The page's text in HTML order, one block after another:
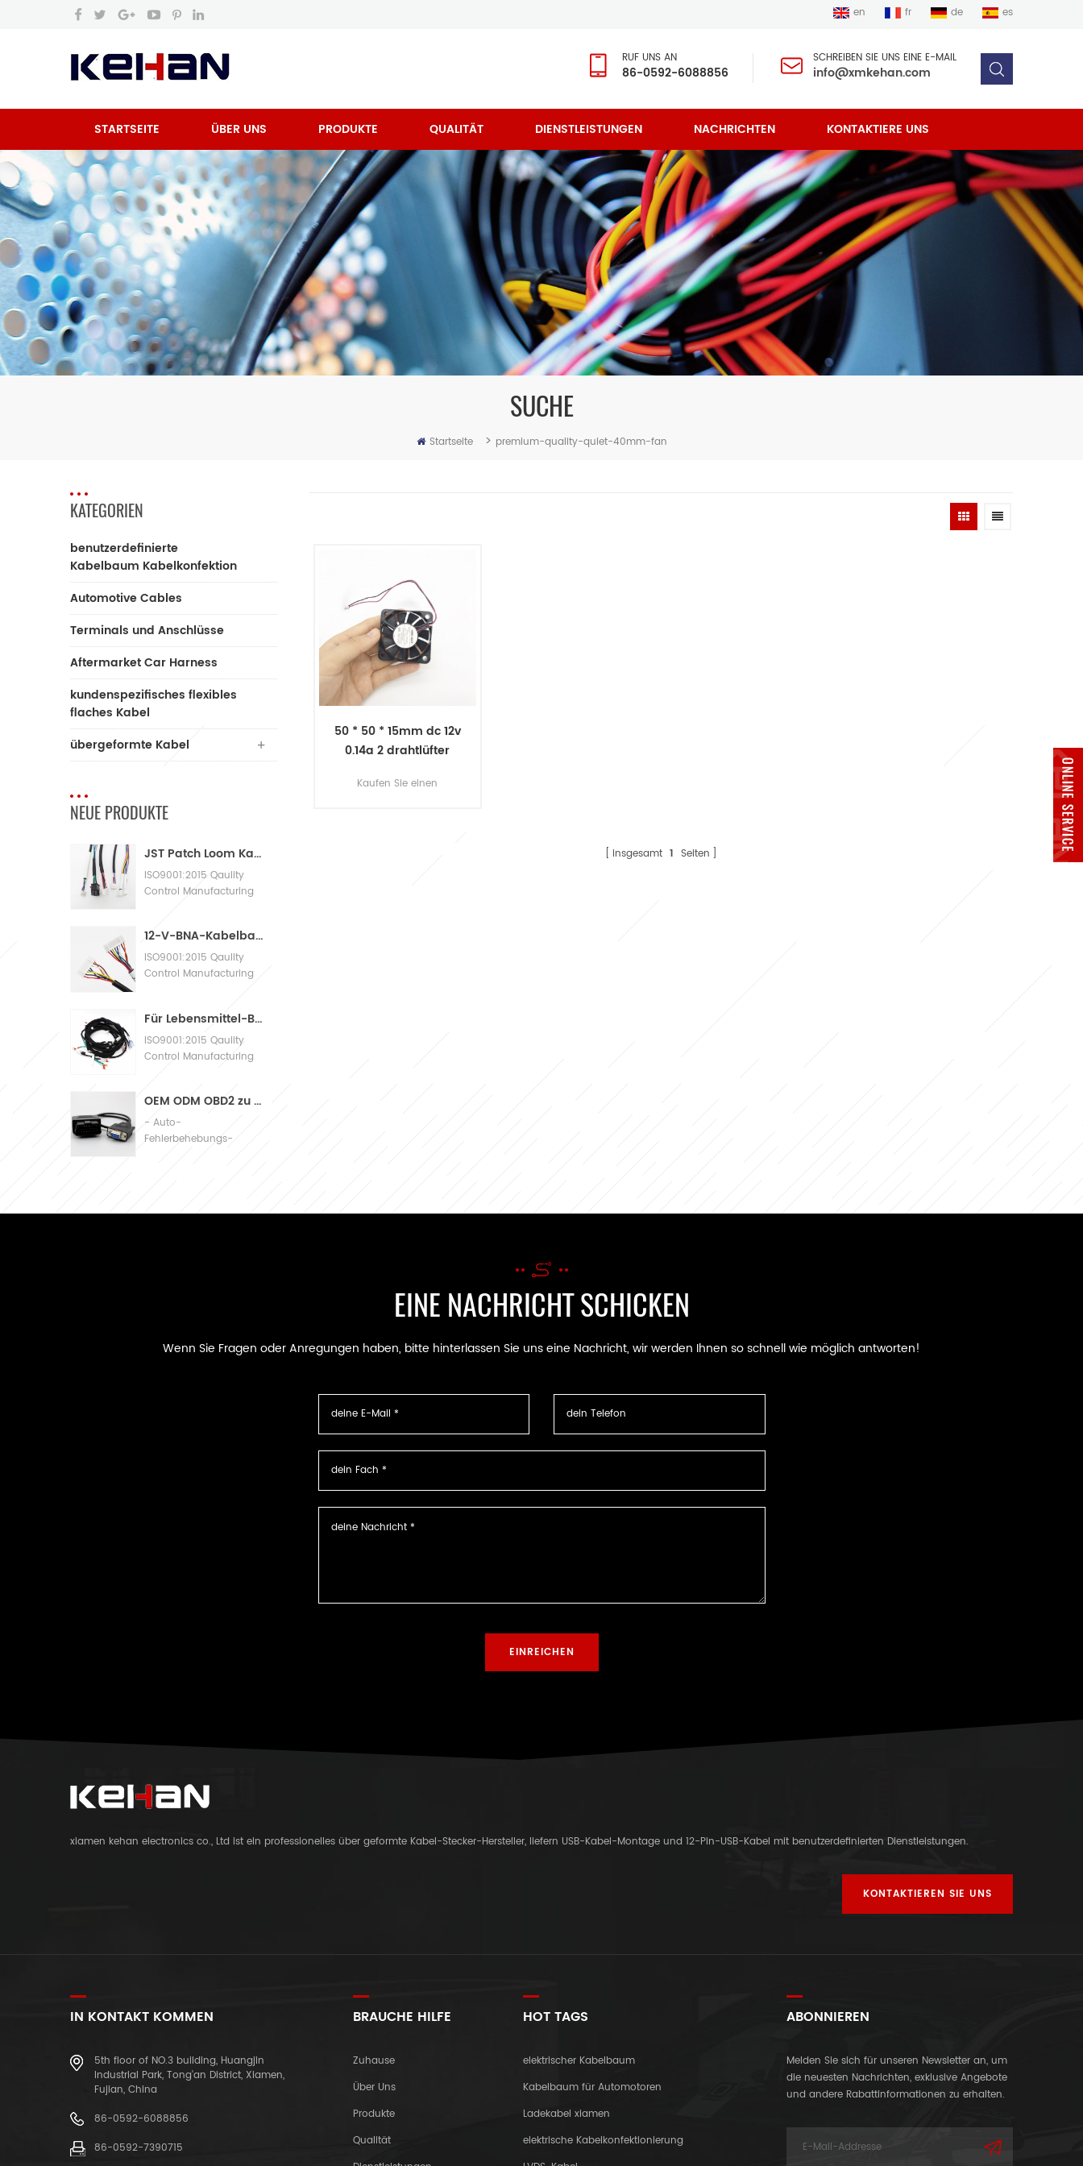
en fr de es
RUF UNS AN
86-0592-6088856
SCHREIBEN SIE UNS EINE E-MAIL
info@xmkehan.com
STARTSEITE ÜBER UNS PRODUKTE QUALITÄT DIENSTLEISTUNGEN NACHRICHTEN KONTAKTIERE UNS
SUCHE
Startseite > premium-quality-quiet-40mm-fan
50 * 50 * 15mm dc 12v
0.14a 2 drahtlüfter
Kaufen Sie einen
insgesamt 1 Seiten
KATEGORIEN
benutzerdefinierte
Kabelbaum Kabelkonfektion
Automotive Cables
Terminals und Anschlüsse
Aftermarket Car Harness
kundenspezifisches flexibles
flaches Kabel
übergeformte Kabel
NEUE PRODUKTE
JST Patch Loom Kabelbaum
ISO9001:2015 Qaulity
Control Manufacturing
12-V-BNA-Kabelbaum-Adapterkabelbaum
ISO9001:2015 Qaulity
Control Manufacturing
Für Lebensmittel-Bäckereimaschinen mit großen Kabelbäumen
ISO9001:2015 Qaulity
Control Manufacturing
OEM ODM OBD2 zu db9 Kabel-Automobil-Diagnoseanschlusskabel
- Auto-
Fehlerbehebungs-
EINE NACHRICHT SCHICKEN
Wenn Sie Fragen oder Anregungen haben, bitte hinterlassen Sie uns eine Nachricht, wir werden Ihnen so schnell wie möglich antworten!
xiamen kehan electronics co., Ltd ist ein professionelles über geformte Kabel-Stecker-Hersteller, liefern USB-Kabel-Montage und 12-Pin-USB-Kabel mit benutzerdefinierten Dienstleistungen.
KONTAKTIEREN SIE UNS
IN KONTAKT KOMMEN
5th floor of NO.3 building, Huangjin
Industrial Park, Tong'an District, Xiamen,
Fujian, China
86-0592-6088856
86-0592-7390715
BRAUCHE HILFE
Zuhause
Über Uns
Produkte
Qualität
HOT TAGS
elektrischer Kabelbaum
Kabelbaum für Automotoren
Ladekabel xiamen
elektrische Kabelkonfektionierung
ABONNIEREN
Melden Sie sich für unseren Newsletter an, um
die neuesten Nachrichten, exklusive Angebote
und andere Rabattinformationen zu erhalten.